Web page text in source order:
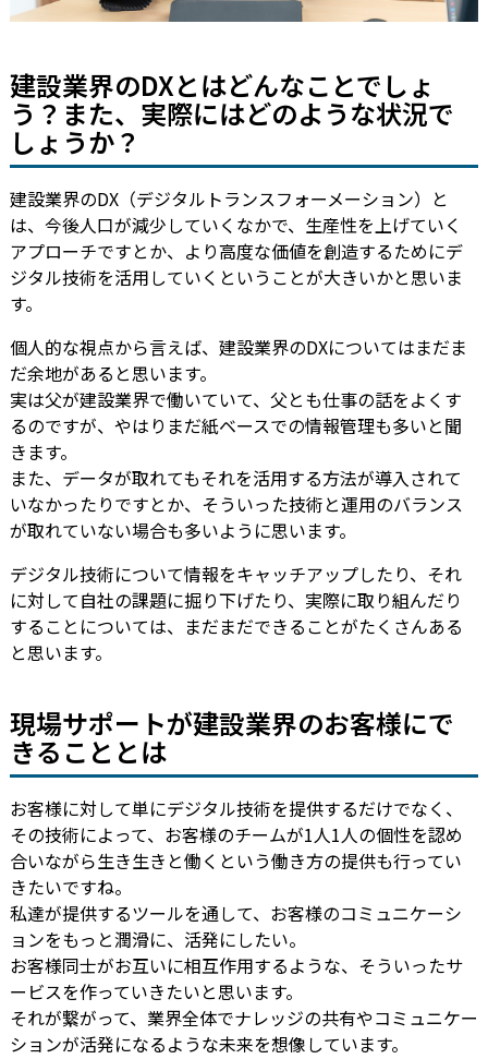
建設業界のDXとはどんなことでしょ
う？また、実際にはどのような状況で
しょうか？
建設業界のDX（デジタルトランスフォーメーション）と
は、今後人口が減少していくなかで、生産性を上げていく
アプローチですとか、より高度な価値を創造するためにデ
ジタル技術を活用していくということが大きいかと思いま
す。
個人的な視点から言えば、建設業界のDXについてはまだま
だ余地があると思います。
実は父が建設業界で働いていて、父とも仕事の話をよくす
るのですが、やはりまだ紙ベースでの情報管理も多いと聞
きます。
また、データが取れてもそれを活用する方法が導入されて
いなかったりですとか、そういった技術と運用のバランス
が取れていない場合も多いように思います。
デジタル技術について情報をキャッチアップしたり、それ
に対して自社の課題に掘り下げたり、実際に取り組んだり
することについては、まだまだできることがたくさんある
と思います。
現場サポートが建設業界のお客様にで
きることとは
お客様に対して単にデジタル技術を提供するだけでなく、
その技術によって、お客様のチームが1人1人の個性を認め
合いながら生き生きと働くという働き方の提供も行ってい
きたいですね。
私達が提供するツールを通して、お客様のコミュニケーシ
ョンをもっと潤滑に、活発にしたい。
お客様同士がお互いに相互作用するような、そういったサ
ービスを作っていきたいと思います。
それが繋がって、業界全体でナレッジの共有やコミュニケー
ションが活発になるような未来を想像しています。